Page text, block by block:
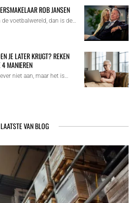
ROB JANSEN
voetbalwereld, dan is de…
JE LATER KRIJGT? REKEN
4 MANIEREN
niet aan, maar het is…
LAATSTE VAN BLOG